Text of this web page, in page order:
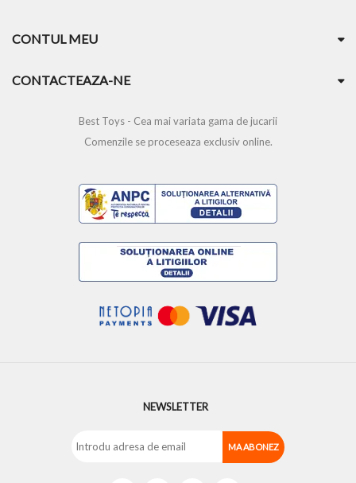
CONTUL MEU
CONTACTEAZA-NE
Best Toys - Cea mai variata gama de jucarii
Comenzile se proceseaza exclusiv online.
NEWSLETTER